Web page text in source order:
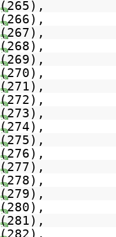
(265),
(266),
(267),
(268),
(269),
(270),
(271),
(272),
(273),
(274),
(275),
(276),
(277),
(278),
(279),
(280),
(281),
(282),